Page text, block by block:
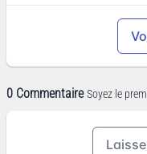
0 Commentaire Soyez le